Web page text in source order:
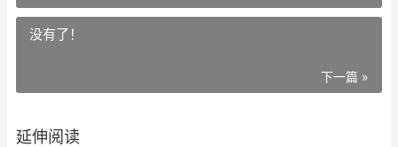
没有了！
下一篇 »
延伸阅读